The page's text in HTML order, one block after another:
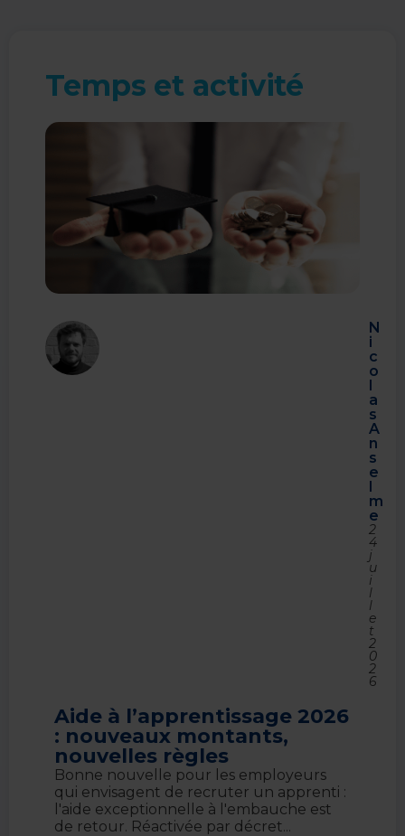
Temps et activité
N
i
c
o
l
a
s
A
n
s
e
l
m
e
2
4
j
u
i
l
l
e
t
2
0
2
6
Aide à l’apprentissage 2026
: nouveaux montants,
nouvelles règles
Bonne nouvelle pour les employeurs
qui envisagent de recruter un apprenti :
l'aide exceptionnelle à l'embauche est
de retour. Réactivée par décret...